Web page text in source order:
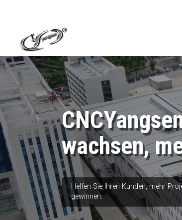
wachsen,
Helfen Sie Ihren Kunden, mehr
gewinnen.